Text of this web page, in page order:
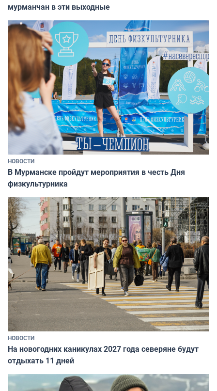
мурманчан в эти выходные
НОВОСТИ
В Мурманске пройдут мероприятия в честь Дня
физкультурника
НОВОСТИ
На новогодних каникулах 2027 года северяне будут
отдыхать 11 дней